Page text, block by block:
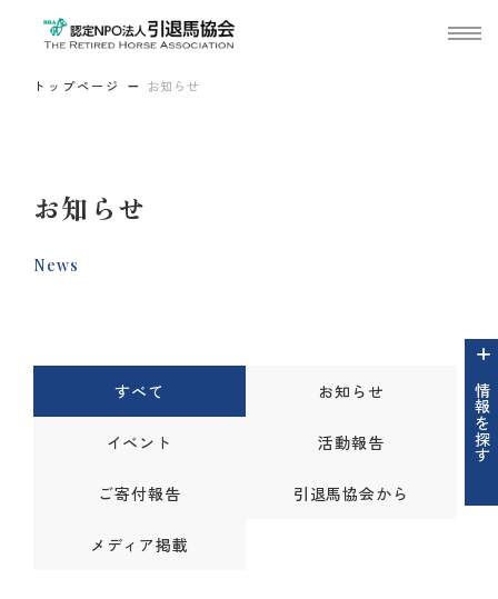
トップページ お知らせ
お知らせ
News
情報を探す
すべて お知らせ
イベント 活動報告
ご寄付報告 引退馬協会から
メディア掲載